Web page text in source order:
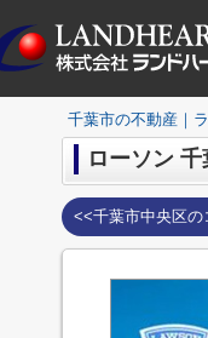
千葉市の不動産｜
ローソン
<<千葉市中央区